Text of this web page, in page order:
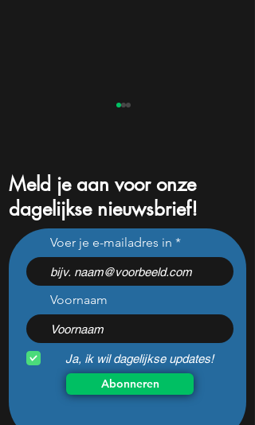
Trump valt short sellers
aan, maar Burry slaat
genadeloos terug
Meld je aan voor onze
dagelijkse nieuwsbrief!
Voer je e-mailadres in
Voornaam
Ja, ik wil dagelijkse updates!
Abonneren